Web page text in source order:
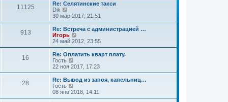
11125
Re: Селятинские такси
Dik
е
р
е
т
п
о
с
е
д
н
е
30 мар 2017, 21:51
913
Re: Встреча с администрацией …
Игорь
е
р
е
т
п
о
с
24 май 2012, 23:55
16
Re: Оплатить кварт плату.
Гость
е
р
е
т
22 ноя 2017, 17:23
28
Re: Вывод из запоя, капельниц…
Гость
е
р
08 янв 2018, 14:11